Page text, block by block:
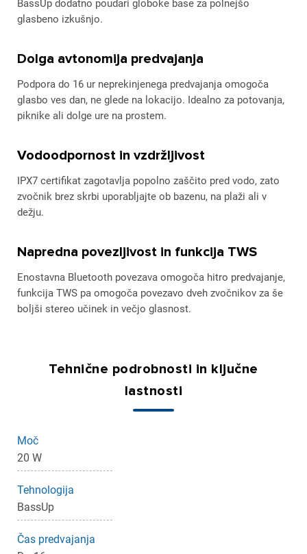
BassUp dodatno poudari globoke base za polnejšo
glasbeno izkušnjo.
Dolga avtonomija predvajanja
Podpora do 16 ur neprekinjenega predvajanja omogoča
glasbo ves dan, ne glede na lokacijo. Idealno za potovanja,
piknike ali dolge ure na prostem.
Vodoodpornost in vzdržljivost
IPX7 certifikat zagotavlja popolno zaščito pred vodo, zato
zvočnik brez skrbi uporabljajte ob bazenu, na plaži ali v
dežju.
Napredna povezljivost in funkcija TWS
Enostavna Bluetooth povezava omogoča hitro predvajanje,
funkcija TWS pa omogoča povezavo dveh zvočnikov za še
boljši stereo učinek in večjo glasnost.
Tehnične podrobnosti in ključne
lastnosti
Moč
20 W
Tehnologija
BassUp
Čas predvajanja